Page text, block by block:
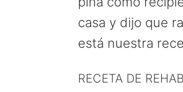
casa y dijo que
está nuestra
RECETA DE